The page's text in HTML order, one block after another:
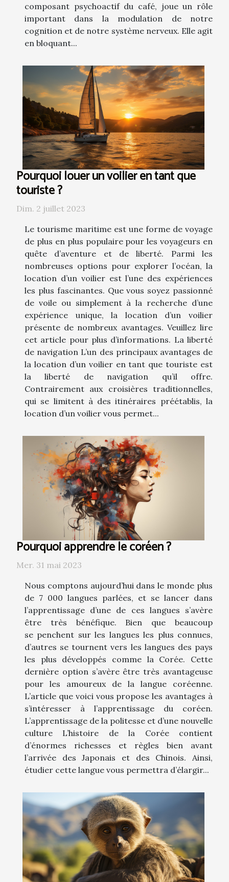
composant psychoactif du café, joue un rôle
important dans la modulation de notre
cognition et de notre système nerveux. Elle agit
en bloquant...
Pourquoi louer un voilier en tant que
touriste ?
Dim. 2 juillet 2023
Le tourisme maritime est une forme de voyage
de plus en plus populaire pour les voyageurs en
quête d’aventure et de liberté. Parmi les
nombreuses options pour explorer l’océan, la
location d’un voilier est l’une des expériences
les plus fascinantes. Que vous soyez passionné
de voile ou simplement à la recherche d’une
expérience unique, la location d’un voilier
présente de nombreux avantages. Veuillez lire
cet article pour plus d’informations. La liberté
de navigation L’un des principaux avantages de
la location d’un voilier en tant que touriste est
la liberté de navigation qu’il offre.
Contrairement aux croisières traditionnelles,
qui se limitent à des itinéraires préétablis, la
location d’un voilier vous permet...
Pourquoi apprendre le coréen ?
Mer. 31 mai 2023
Nous comptons aujourd’hui dans le monde plus
de 7 000 langues parlées, et se lancer dans
l’apprentissage d’une de ces langues s’avère
être très bénéfique. Bien que beaucoup
se penchent sur les langues les plus connues,
d’autres se tournent vers les langues des pays
les plus développés comme la Corée. Cette
dernière option s’avère être très avantageuse
pour les amoureux de la langue coréenne.
L’article que voici vous propose les avantages à
s’intéresser à l’apprentissage du coréen.
L’apprentissage de la politesse et d’une nouvelle
culture L’histoire de la Corée contient
d’énormes richesses et règles bien avant
l’arrivée des Japonais et des Chinois. Ainsi,
étudier cette langue vous permettra d’élargir...